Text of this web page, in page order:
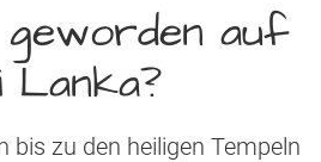
geworden auf
Lanka?
bis zu den heiligen Tempeln